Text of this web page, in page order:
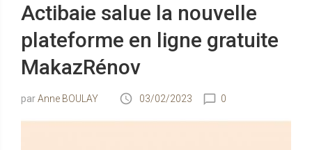
Actibaie salue la nouvelle
plateforme en ligne gratuite
MakazRénov
Anne BOULAY 03/02/2023 0